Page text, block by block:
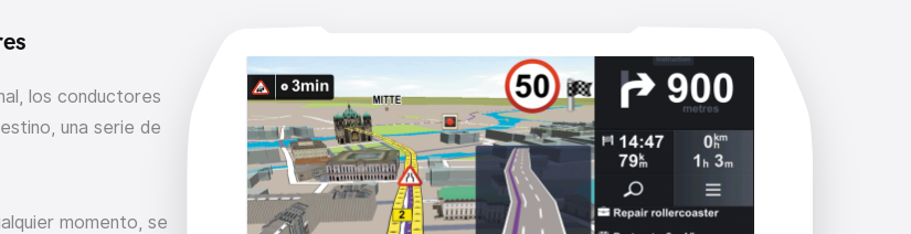
los conductores
una serie de
momento, se